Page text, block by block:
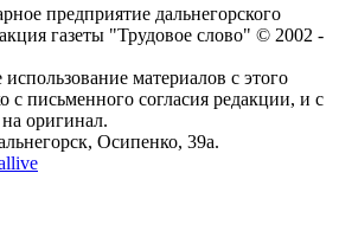
предприятие дальнегорского
газеты "Трудовое слово" © 2002 -
материалов с этого
с письменного согласия редакции, и с
оригинал.
Осипенко, 39а.